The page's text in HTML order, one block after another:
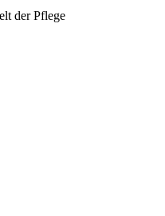
der Pflege